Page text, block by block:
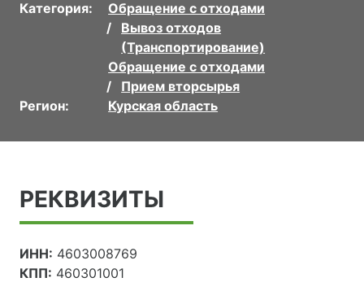
Категория:
Обращение с отходами
Вывоз отходов
(Транспортирование)
Обращение с отходами
Прием вторсырья
Регион:
Курская область
РЕКВИЗИТЫ
ИНН: 4603008769
КПП: 460301001